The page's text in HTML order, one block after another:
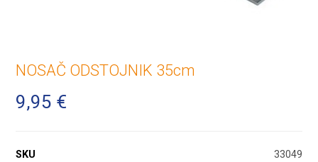
NOSAČ ODSTOJNIK 35cm
9,95 €
SKU
33049